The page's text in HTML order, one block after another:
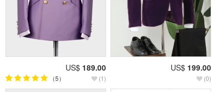
US$ 189.00
（5） (1)
US$ 199.00
(0)